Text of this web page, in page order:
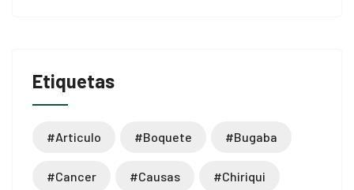
Etiquetas
#articulo #boquete #bugaba
#cancer #causas #chiriqui